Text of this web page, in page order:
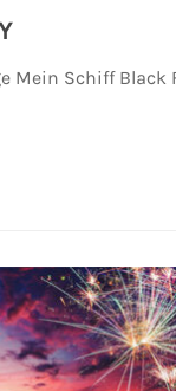
Mein Schiff Black